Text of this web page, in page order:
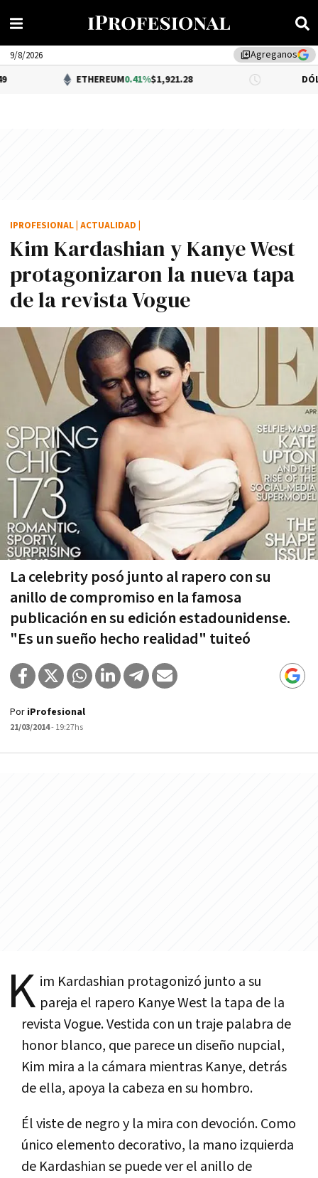
library_addAgreganos
9/8/2026
ETHEREUM 0.41%$1,921.28 DÓLAR BNA
Kim Kardashian y Kanye West
protagonizaron la nueva tapa
de la revista Vogue
La celebrity posó junto al rapero con su
anillo de compromiso en la famosa
publicación en su edición estadounidense.
"Es un sueño hecho realidad" tuiteó
IPROFESIONAL ACTUALIDAD
Por iProfesional
21/03/2014- 19:27hs
K im Kardashian protagonizó junto a su
pareja el rapero Kanye West la tapa de la
revista Vogue. Vestida con un traje palabra de
honor blanco, que parece un diseño nupcial,
Kim mira a la cámara mientras Kanye, detrás
de ella, apoya la cabeza en su hombro.
Él viste de negro y la mira con devoción. Como
único elemento decorativo, la mano izquierda
de Kardashian se puede ver el anillo de